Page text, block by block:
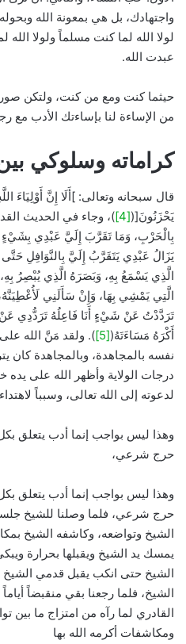
واجتهادك، بل هي بمعونة الله
لولا الله لما كنت مسلماً ولولا الله
عبدت الله.
حيثما كنت ومع من كنت، ولتكن
من الإساءة لنا بإساءتك الأدب مع
كراماته وسلوكي
قال سبحانه وتعالى: ]أَلَا إِنَّ أَوْلِيَاءَ
يَحْزَنُونَ[([4]
)، وجاء في الحديث
بِالْحَرْبِ، وَمَا تَقَرَّبَ إِلَيَّ عَبْدِي
يَزَالُ عَبْدِي يَتَقَرَّبُ إِلَيَّ بِالنَّوَافِلِ
الَّذِي يَسْمَعُ بِهِ، وَبَصَرَهُ الَّذِي يُبْصِرُ
الَّتِي يَمْشِي بِهَا، وَإِنْ سَأَلَنِي
تَرَدَّدْتُ عَنْ شَيْءٍ أَنَا فَاعِلُهُ تَرَدُّدِي
أَكْرَهُ مَسَاءَتَهُ([5]
نفسه بالمجاهدة، وبالمجاهدة كان
درجات الولاية وأظهر الله على يده
لدعوته إلى الله تعالى، وسبباً
وهذا ليس بواجب إنما أدب يتعلق
حرج شرعي،
وهذا ليس بواجب إنما أدب يتعلق
حرج شرعي، فلما وصلنا للشيخ
الشيخ وتواضعه، وكاشفه الشيخ
يمسك يد الشيخ ويقبلها بحرارة
الشيخ حتى انكب يقبل قدمي
الشيخ، فلما رجعنا بقي منقبضاً
القادري لما رآه من امتزاج ما
ومكاشفات أكرمه الله بها